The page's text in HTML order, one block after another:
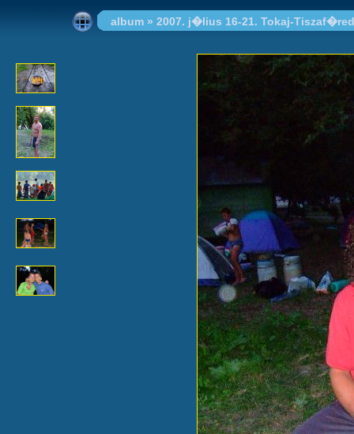
album » 2007. j�lius 16-21. Tokaj-Tiszaf�red